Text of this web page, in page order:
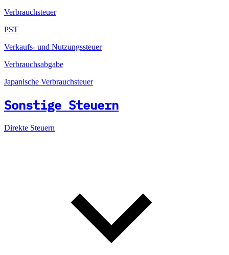
Verbrauchsteuer
PST
Verkaufs- und Nutzungssteuer
Verbrauchsabgabe
Japanische Verbrauchsteuer
Sonstige Steuern
Direkte Steuern